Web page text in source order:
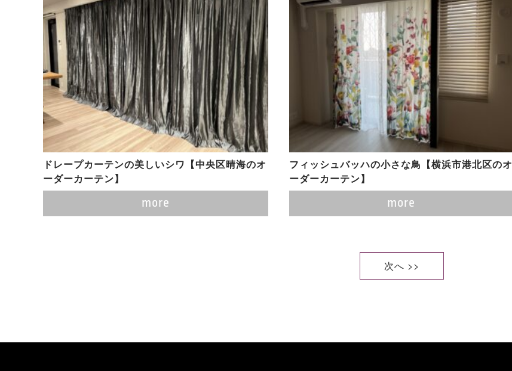
ドレープカーテンの美しいシワ【中央区晴海のオ
ーダーカーテン】
more
フィッシュバッハの小さな鳥【横浜市港北区のオ
ーダーカーテン】
more
次へ >>